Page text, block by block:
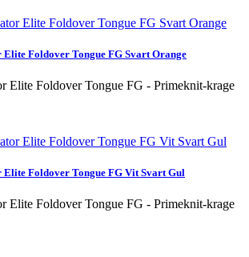
Elite Foldover Tongue FG Svart Orange
Elite Foldover Tongue FG - Primeknit-krage
Elite Foldover Tongue FG Vit Svart Gul
Elite Foldover Tongue FG - Primeknit-krage